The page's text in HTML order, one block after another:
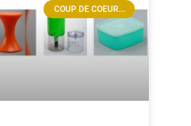
COUP DE COEUR...